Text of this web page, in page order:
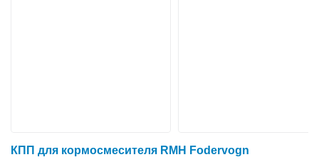
КПП для кормосмесителя RMH Fodervogn